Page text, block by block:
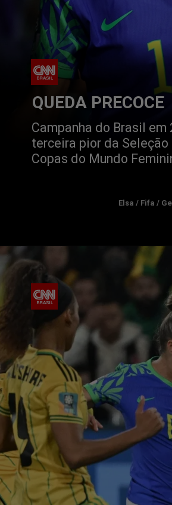
QUEDA PRECOCE
Campanha do Brasil em
terceira pior da Seleção
Copas do Mundo
Elsa / Fifa /